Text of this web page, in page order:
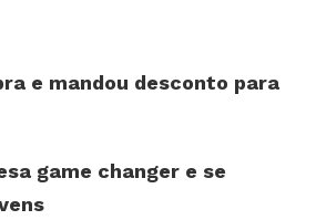
e mandou desconto para
game changer e se